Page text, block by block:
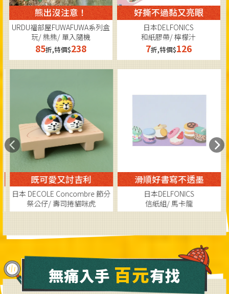
熊出沒注意！
URDU福部屋FUWAFUWA系列盒
玩/ 熊熊/ 單入隨機
85折,特價$238
好撕不過黏又亮眼
日本DELFONICS
和紙膠帶/ 檸檬汁
7折,特價$126
既可愛又討吉利
日本 DECOLE Concombre 節分
祭公仔/ 壽司捲貓咪虎
3 90
滑順好書寫不透墨
日本DELFONICS
信紙組/ 馬卡龍
7 157
無痛入手 百元有找